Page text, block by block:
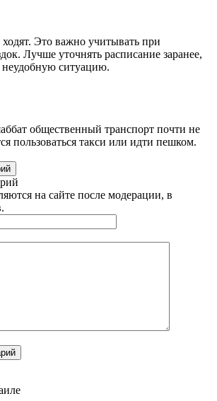
Это важно учитывать при
Лучше уточнять расписание заранее,
неудобную ситуацию.
общественный транспорт почти не
пользоваться такси или идти пешком.
на сайте после модерации, в